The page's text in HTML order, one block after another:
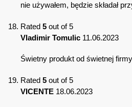
nie używałem, będzie składał
Rated 5 out of 5
Vladimir Tomulic 11.06.2023
Świetny produkt od świetnej
Rated 5 out of 5
VICENTE 18.06.2023